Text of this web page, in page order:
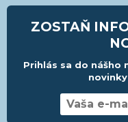
ZOSTAŇ
Prihlás sa do nášho